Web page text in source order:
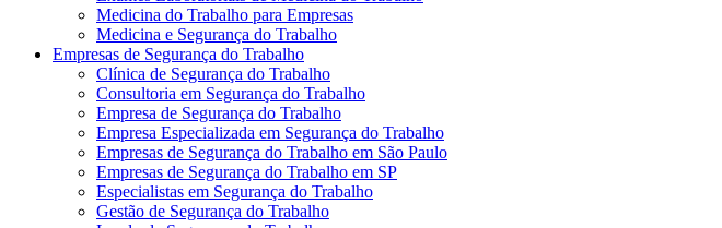
Medicina do Trabalho para Empresas
Medicina e Segurança do Trabalho
Empresas de Segurança do Trabalho
Clínica de Segurança do Trabalho
Consultoria em Segurança do Trabalho
Empresa de Segurança do Trabalho
Empresa Especializada em Segurança do Trabalho
Empresas de Segurança do Trabalho em São Paulo
Empresas de Segurança do Trabalho em SP
Especialistas em Segurança do Trabalho
Gestão de Segurança do Trabalho